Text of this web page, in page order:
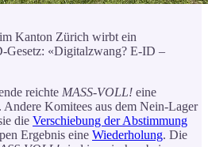
Kanton Zürich wirbt ein
Gesetz: «Digitalzwang? E-ID –
reichte MASS-VOLL! eine
Andere Komitees aus dem Nein-Lager
die Verschiebung der Abstimmung
Ergebnis eine Wiederholung. Die